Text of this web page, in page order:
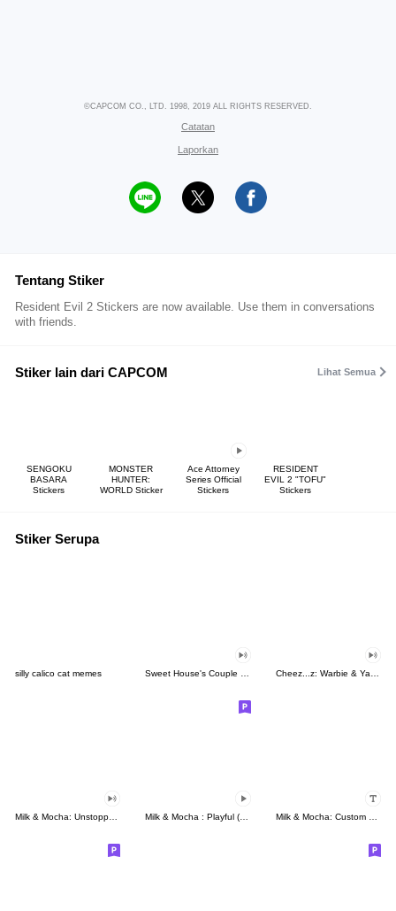
©CAPCOM CO., LTD. 1998, 2019 ALL RIGHTS RESERVED.
Catatan
Laporkan
Tentang Stiker
Resident Evil 2 Stickers are now available. Use them in conversations
with friends.
Stiker lain dari CAPCOM Lihat Semua
SENGOKU
BASARA
Stickers
MONSTER
HUNTER:
WORLD Sticker
Ace Attorney
Series Official
Stickers
RESIDENT
EVIL 2 "TOFU"
Stickers
Stiker Serupa
silly calico cat memes Sweet House's Couple in Love Cheez...z: Warbie & Yama 3